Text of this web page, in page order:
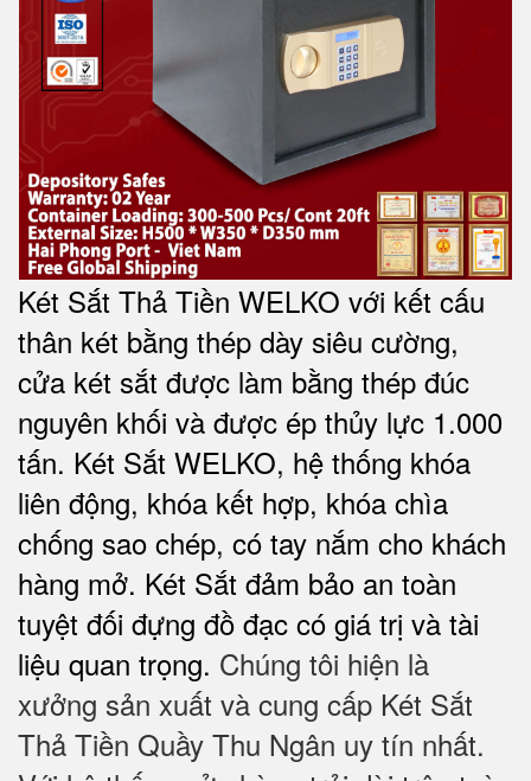
Két Sắt Thả Tiền WELKO với kết cấu
thân két bằng thép dày siêu cường,
cửa két sắt được làm bằng thép đúc
nguyên khối và được ép thủy lực 1.000
tấn. Két Sắt WELKO, hệ thống khóa
liên động, khóa kết hợp, khóa chìa
chống sao chép, có tay nắm cho khách
hàng mở. Két Sắt đảm bảo an toàn
tuyệt đối đựng đồ đạc có giá trị và tài
liệu quan trọng. Chúng tôi hiện là
xưởng sản xuất và cung cấp Két Sắt
Thả Tiền Quầy Thu Ngân uy tín nhất.